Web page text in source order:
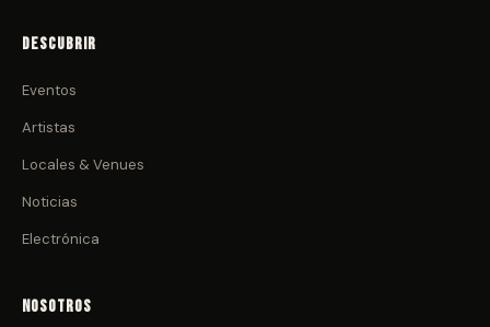
Descubrir
Eventos
Artistas
Locales & Venues
Noticias
Electrónica
Nosotros